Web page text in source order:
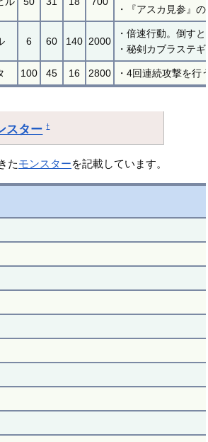
・『アスカ見参』
6 60 140 2000
・倍速行動。倒す
・秘剣カブラステ
100 45 16 2800 ・4回連続攻撃を
スター †
たモンスターを記載しています。